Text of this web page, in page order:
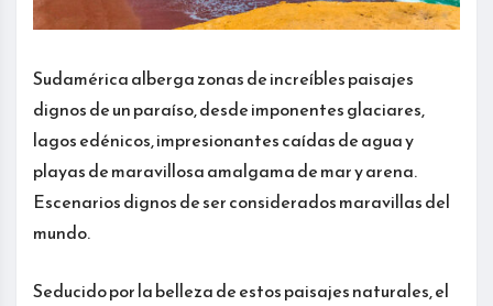
Sudamérica alberga zonas de increíbles paisajes
dignos de un paraíso, desde imponentes glaciares,
lagos edénicos, impresionantes caídas de agua y
playas de maravillosa amalgama de mar y arena.
Escenarios dignos de ser considerados maravillas del
mundo.
Seducido por la belleza de estos paisajes naturales, el